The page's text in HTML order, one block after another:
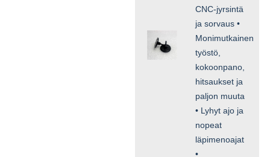
CNC-jyrsintä
ja sorvaus •
Monimutkainen
työstö,
kokoonpano,
hitsaukset ja
paljon muuta
• Lyhyt ajo ja
nopeat
läpimenoajat
•